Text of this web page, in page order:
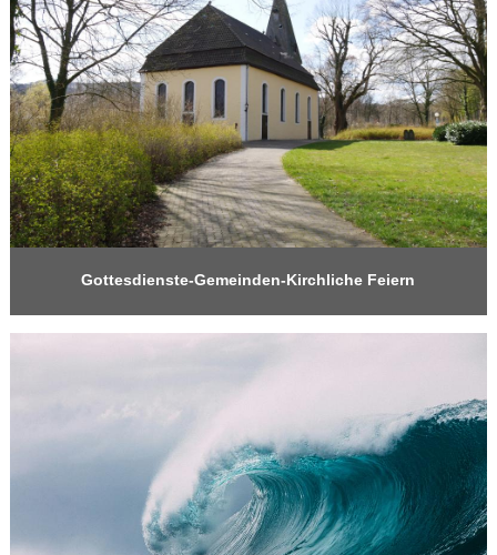
Gottesdienste-Gemeinden-Kirchliche Feiern